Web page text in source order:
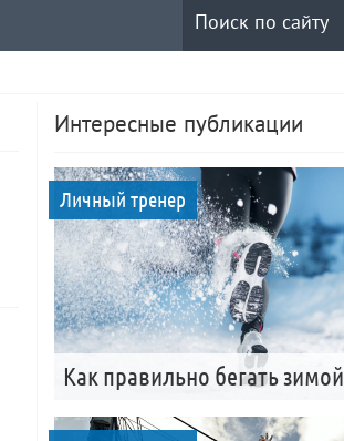
Интересные публикации
Личный тренер
Как правильно бегать зимой